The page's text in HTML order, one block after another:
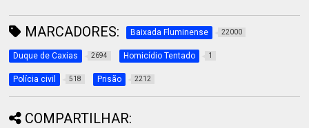
MARCADORES: Baixada Fluminense 22000
Duque de Caxias 2694 Homicídio Tentado 1
Polícia civil 518 Prisão 2212
COMPARTILHAR: